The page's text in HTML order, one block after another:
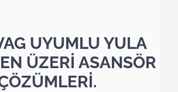
UYUMLU YULA
ÜZERİ ASANSÖR